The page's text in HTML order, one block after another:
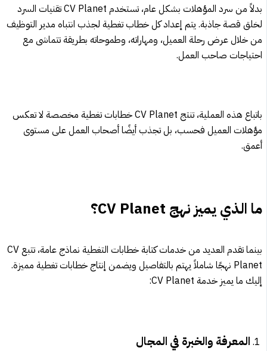
بدلاً من سرد المؤهلات بشكل عام، تستخدم CV Planet تقنيات السرد
لخلق قصة جاذبة. يتم إعداد كل خطاب تغطية لجذب انتباه مدير التوظيف
من خلال عرض رحلة العميل، ومهاراته، وطموحاته بطريقة تتماشى مع
احتياجات صاحب العمل.
باتباع هذه العملية، تنتج CV Planet خطابات تغطية مخصصة لا تعكس
مؤهلات العميل فحسب، بل تجذب أيضًا أصحاب العمل على مستوى
أعمق.
ما الذي يميز نهج CV Planet؟
بينما تقدم العديد من خدمات كتابة خطابات التغطية نماذج عامة، تتبع CV
Planet نهجًا شاملاً يهتم بالتفاصيل ويضمن إنتاج خطابات تغطية مميزة.
إليك ما يميز خدمة CV Planet:
المعرفة والخبرة في المجال